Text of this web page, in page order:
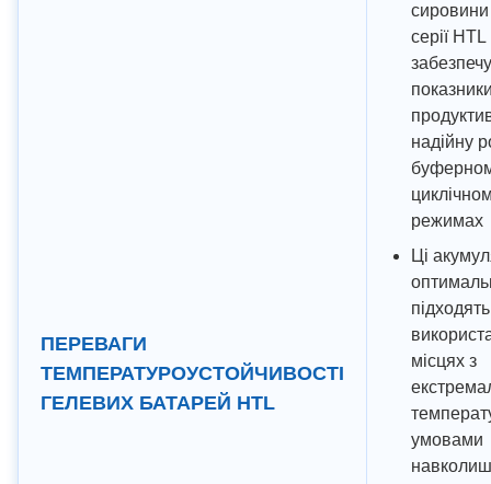
ПЕРЕВАГИ
ТЕМПЕРАТУРОУСТОЙЧИВОСТІ
ГЕЛЕВИХ БАТАРЕЙ HTL
сировини
серії HTL
надійну
режимах
Ці
місцях з
умовами